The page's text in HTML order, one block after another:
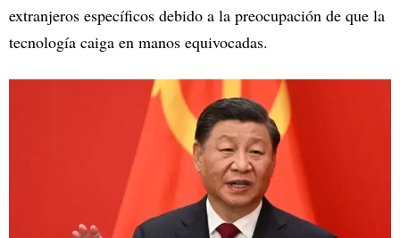
extranjeros específicos debido a la preocupación de que la
tecnología caiga en manos equivocadas.